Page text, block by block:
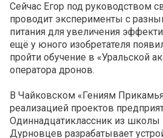
Сейчас Егор под руководством
проводит эксперименты с
питания для увеличения
ещё у юного изобретателя
пройти обучение в «Уральской
оператора дронов.
В Чайковском «Гениям
реализацией проектов
Одиннадцатиклассник из
Дурновцев разрабатывает